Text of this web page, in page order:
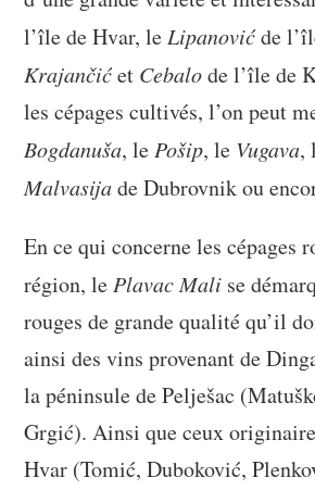
l’île de Hvar, leLipanovićde
Krajančićet Cebalode l’île de
les cépages cultivés, l’on peut
Bogdanuša, lePošip, le Vugava,
Malvasijade Dubrovnik ou
En ce qui concerne les cépages
région, lePlavac Mali se
rouges de grande qualité qu’il
ainsi des vins provenant de
la péninsule de Pelješac
Grgić). Ainsi que ceux
Hvar (Tomić, Duboković,